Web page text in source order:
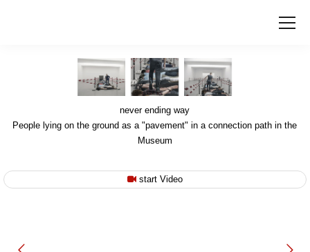
start Video
never ending way
People lying on the ground as a "pavement" in a connection path in the
Museum